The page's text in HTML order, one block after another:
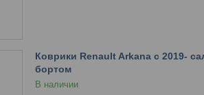
Коврики Renault Arkana с 2019-
бортом
В наличии